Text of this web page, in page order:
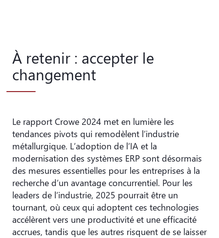
À retenir : accepter le
changement
Le rapport Crowe 2024 met en lumière les
tendances pivots qui remodèlent l’industrie
métallurgique. L’adoption de l’IA et la
modernisation des systèmes ERP sont désormais
des mesures essentielles pour les entreprises à la
recherche d’un avantage concurrentiel. Pour les
leaders de l’industrie, 2025 pourrait être un
tournant, où ceux qui adoptent ces technologies
accélèrent vers une productivité et une efficacité
accrues, tandis que les autres risquent de se laisser